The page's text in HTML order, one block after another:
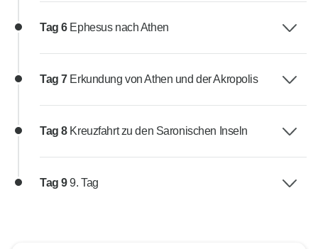
Tag 6 Ephesus nach Athen
Tag 7 Erkundung von Athen und der Akropolis
Tag 8 Kreuzfahrt zu den Saronischen Inseln
Tag 99. Tag